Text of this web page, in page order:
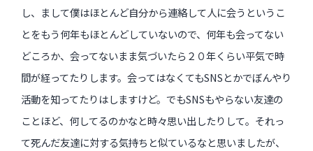
し、まして僕はほとんど自分から連絡して人に会うというこ
とをもう何年もほとんどしていないので、何年も会ってない
どころか、会ってないまま気づいたら２０年くらい平気で時
間が経ってたりします。会ってはなくてもSNSとかでぼんやり
活動を知ってたりはしますけど。でもSNSもやらない友達の
ことほど、何してるのかなと時々思い出したりして。それっ
て死んだ友達に対する気持ちと似ているなと思いましたが、